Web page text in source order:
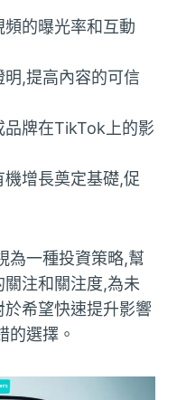
的曝光率和互動
,提高內容的可信
牌在TikTok上的影
增長奠定基礎,促
為一種投資策略,幫
注和關注度,為未
希望快速提升影響
的選擇。